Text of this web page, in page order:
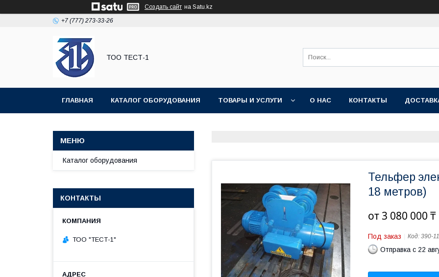
Создать сайт на Satu.kz
+7 (777) 273-33-26
ТОО ТЕСТ-1
ГЛАВНАЯ КАТАЛОГ ОБОРУДОВАНИЯ ТОВАРЫ И УСЛУГИ О НАС КОНТАКТЫ
Тельфер
18 метров)
от 3 080 000 ₸
Под заказ Код: 390-
Отправка с 22
Каталог оборудования
КОНТАКТЫ
ТОО "ТЕСТ-1"